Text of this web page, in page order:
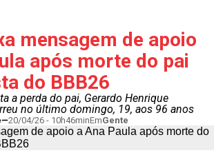
mensagem de apoio
após morte do pai
do BBB26
a perda do pai, Gerardo Henrique
no último domingo, 19, aos 96 anos
20/04/26 - 10h46minEmGente